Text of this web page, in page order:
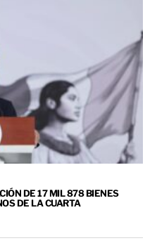
DE 17 MIL 878 BIENES
DE LA CUARTA